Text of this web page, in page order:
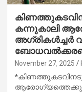
കന്നുകാലി
അഗ്രികൾച്ചർ
November 27, 2025